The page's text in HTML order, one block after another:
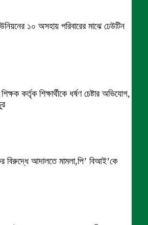
১০ অসহায় পরিবারের মাঝে ঢেউটিন
কর্তৃক শিক্ষার্থীকে ধর্ষণ চেষ্টার অভিযোগ,
বিরুদ্ধে আদালতে মামলা,পি’ বিআই’কে